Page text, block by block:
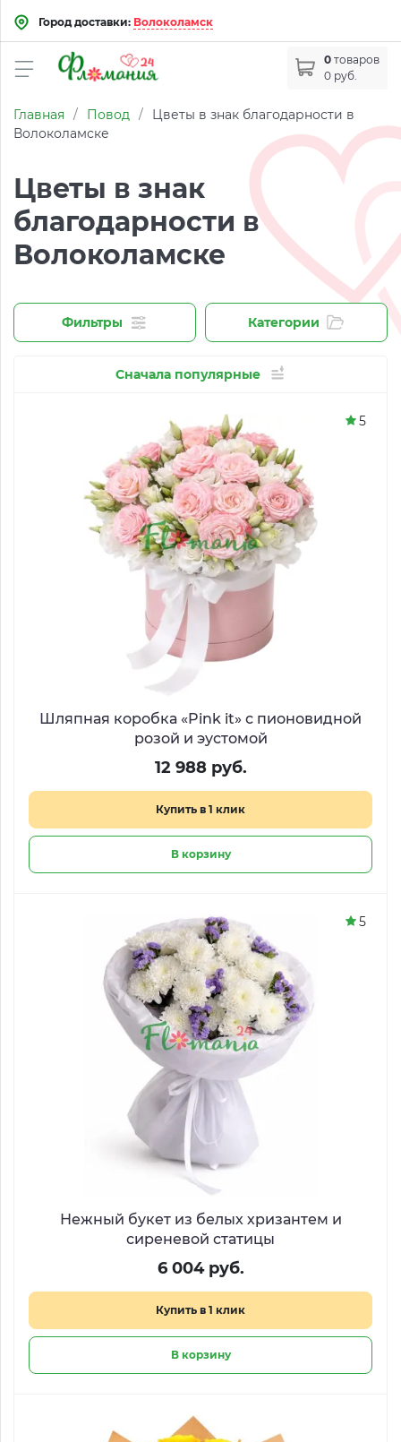
Город доставки: Волоколамск
0 товаров
0 руб.
Главная / Повод /
Цветы в знак благодарности в
Волоколамске
Цветы в знак
благодарности в
Волоколамске
Фильтры Категории
Сначала популярные
Шляпная коробка «Pink it» с пионовидной
розой и эустомой
12 988 руб.
Купить в 1 клик
В корзину
5
Нежный букет из белых хризантем и
сиреневой статицы
6 004 руб.
Купить в 1 клик
В корзину
5